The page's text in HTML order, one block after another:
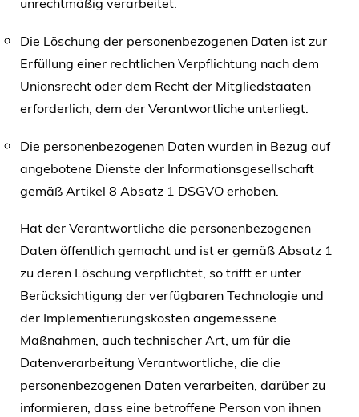
Die Löschung der personenbezogenen Daten ist zur
Erfüllung einer rechtlichen Verpflichtung nach dem
Unionsrecht oder dem Recht der Mitgliedstaaten
erforderlich, dem der Verantwortliche unterliegt.
Die personenbezogenen Daten wurden in Bezug auf
angebotene Dienste der Informationsgesellschaft
gemäß Artikel 8 Absatz 1 DSGVO erhoben.
Hat der Verantwortliche die personenbezogenen
Daten öffentlich gemacht und ist er gemäß Absatz 1
zu deren Löschung verpflichtet, so trifft er unter
Berücksichtigung der verfügbaren Technologie und
der Implementierungskosten angemessene
Maßnahmen, auch technischer Art, um für die
Datenverarbeitung Verantwortliche, die die
personenbezogenen Daten verarbeiten, darüber zu
informieren, dass eine betroffene Person von ihnen